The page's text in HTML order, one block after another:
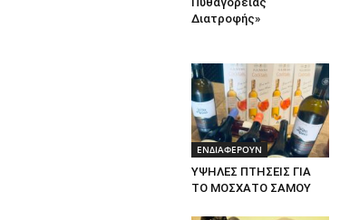
Διατροφής»
ΕΝΔΙΑΦΕΡΟΥΝ
ΥΨΗΛΕΣ ΠΤΗΣΕΙΣ ΓΙΑ
ΤΟ ΜΟΣΧΑΤΟ ΣΑΜΟΥ